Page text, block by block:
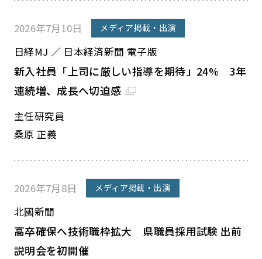
2026年7月10日 メディア掲載・出演
日経MJ ／ 日本経済新聞 電子版
新入社員「上司に厳しい指導を期待」24% 3年
連続増、成長へ切迫感
主任研究員
桑原 正義
2026年7月8日 メディア掲載・出演
北國新聞
高卒確保へ技術職枠拡大 県職員採用試験 出前
説明会を初開催